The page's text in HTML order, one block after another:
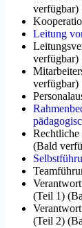
verfügbar)
Leitung
verfügbar)
verfügbar)
(Bald
(Teil 1) (
(Teil 2) (